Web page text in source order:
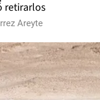
retirarlos
Areyte